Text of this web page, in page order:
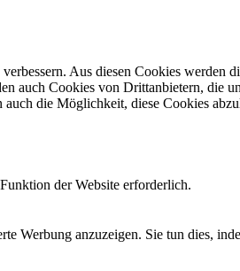
Aus diesen Cookies werden
Cookies von Drittanbietern, die
die Möglichkeit, diese Cookies
der Website erforderlich.
Werbung anzuzeigen. Sie tun dies,